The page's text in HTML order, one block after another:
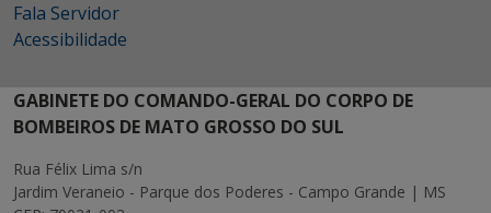
Fala Servidor
Acessibilidade
GABINETE DO COMANDO-GERAL DO CORPO DE
BOMBEIROS DE MATO GROSSO DO SUL
Rua Félix Lima s/n
Jardim Veraneio - Parque dos Poderes - Campo Grande | MS